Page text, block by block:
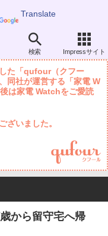
Translate
検索 Impressサイト
宿題・習い事・進学
た「qufour（クフー
同社が運営する「家電 W
は家電 Watchをご愛読
ざいました。
から留守宅へ帰